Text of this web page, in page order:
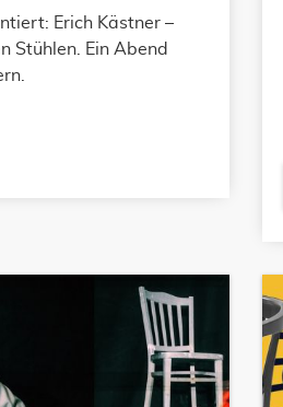
Erich Kästner –
Stühlen. Ein Abend